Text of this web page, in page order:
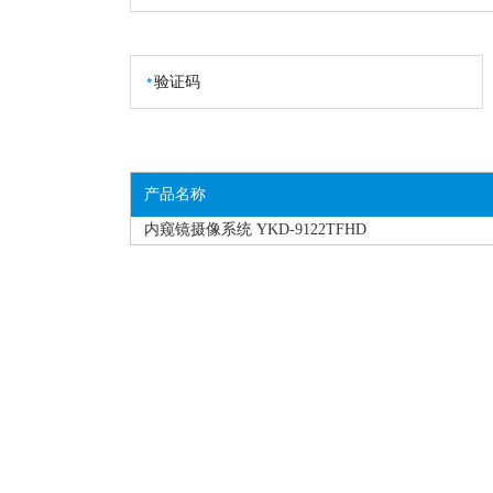
产品名称
内窥镜摄像系统 YKD-9122TFHD